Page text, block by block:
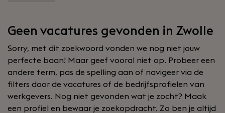
Geen vacatures gevonden in Zwolle
Sorry, met dit zoekwoord vonden we nog niet jouw
perfecte baan! Maar geef vooral niet op. Probeer een
andere term, pas de spelling aan of navigeer via de
filters door de vacatures of de bedrijfsprofielen van
werkgevers. Nog niet gevonden wat je zocht? Maak
een profiel en bewaar je zoekopdracht. Zo ben je altijd